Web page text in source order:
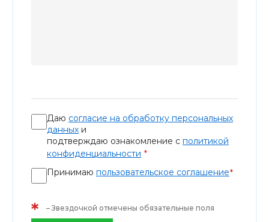
Даю согласие на обработку персональных
данных и
подтверждаю ознакомление с политикой
конфиденциальности *
Принимаю пользовательское соглашение*
* – Звездочкой отмечены обязательные поля